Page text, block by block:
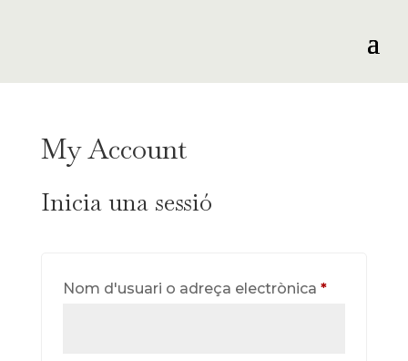
My Account
Inicia una sessió
Nom d'usuari o adreça electrònica *Obligatori